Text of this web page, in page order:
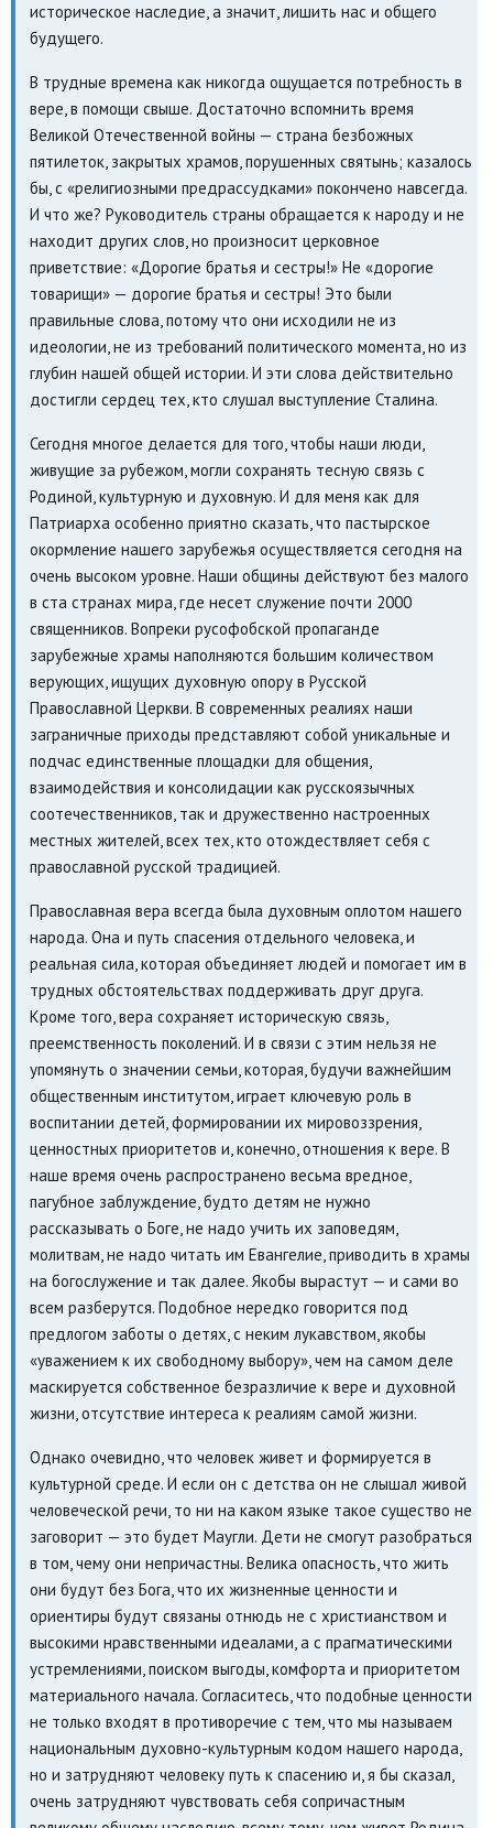
историческое наследие, а значит, лишить нас и общего
будущего.
В трудные времена как никогда ощущается потребность в
вере, в помощи свыше. Достаточно вспомнить время
Великой Отечественной войны — страна безбожных
пятилеток, закрытых храмов, порушенных святынь; казалось
бы, с «религиозными предрассудками» покончено навсегда.
И что же? Руководитель страны обращается к народу и не
находит других слов, но произносит церковное
приветствие: «Дорогие братья и сестры!» Не «дорогие
товарищи» — дорогие братья и сестры! Это были
правильные слова, потому что они исходили не из
идеологии, не из требований политического момента, но из
глубин нашей общей истории. И эти слова действительно
достигли сердец тех, кто слушал выступление Сталина.
Сегодня многое делается для того, чтобы наши люди,
живущие за рубежом, могли сохранять тесную связь с
Родиной, культурную и духовную. И для меня как для
Патриарха особенно приятно сказать, что пастырское
окормление нашего зарубежья осуществляется сегодня на
очень высоком уровне. Наши общины действуют без малого
в ста странах мира, где несет служение почти 2000
священников. Вопреки русофобской пропаганде
зарубежные храмы наполняются большим количеством
верующих, ищущих духовную опору в Русской
Православной Церкви. В современных реалиях наши
заграничные приходы представляют собой уникальные и
подчас единственные площадки для общения,
взаимодействия и консолидации как русскоязычных
соотечественников, так и дружественно настроенных
местных жителей, всех тех, кто отождествляет себя с
православной русской традицией.
Православная вера всегда была духовным оплотом нашего
народа. Она и путь спасения отдельного человека, и
реальная сила, которая объединяет людей и помогает им в
трудных обстоятельствах поддерживать друг друга.
Кроме того, вера сохраняет историческую связь,
преемственность поколений. И в связи с этим нельзя не
упомянуть о значении семьи, которая, будучи важнейшим
общественным институтом, играет ключевую роль в
воспитании детей, формировании их мировоззрения,
ценностных приоритетов и, конечно, отношения к вере. В
наше время очень распространено весьма вредное,
пагубное заблуждение, будто детям не нужно
рассказывать о Боге, не надо учить их заповедям,
молитвам, не надо читать им Евангелие, приводить в храмы
на богослужение и так далее. Якобы вырастут — и сами во
всем разберутся. Подобное нередко говорится под
предлогом заботы о детях, с неким лукавством, якобы
«уважением к их свободному выбору», чем на самом деле
маскируется собственное безразличие к вере и духовной
жизни, отсутствие интереса к реалиям самой жизни.
Однако очевидно, что человек живет и формируется в
культурной среде. И если он с детства он не слышал живой
человеческой речи, то ни на каком языке такое существо не
заговорит — это будет Маугли. Дети не смогут разобраться
в том, чему они непричастны. Велика опасность, что жить
они будут без Бога, что их жизненные ценности и
ориентиры будут связаны отнюдь не с христианством и
высокими нравственными идеалами, а с прагматическими
устремлениями, поиском выгоды, комфорта и приоритетом
материального начала. Согласитесь, что подобные ценности
не только входят в противоречие с тем, что мы называем
национальным духовно-культурным кодом нашего народа,
но и затрудняют человеку путь к спасению и, я бы сказал,
очень затрудняют чувствовать себя сопричастным